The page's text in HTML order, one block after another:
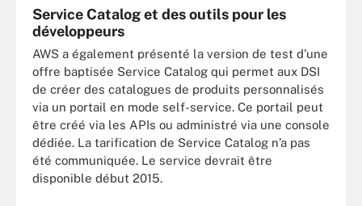
Service Catalog et des outils pour les
développeurs
AWS a également présenté la version de test d’une
offre baptisée Service Catalog qui permet aux DSI
de créer des catalogues de produits personnalisés
via un portail en mode self-service. Ce portail peut
être créé via les APIs ou administré via une console
dédiée. La tarification de Service Catalog n’a pas
été communiquée. Le service devrait être
disponible début 2015.